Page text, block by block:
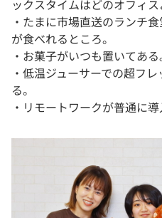
ックスタイムはどのオフィ
・たまに市場直送のランチ
が食べれるところ。
・お菓子がいつも置いてある
・低温ジューサーでの超フ
る。
・リモートワークが普通に導